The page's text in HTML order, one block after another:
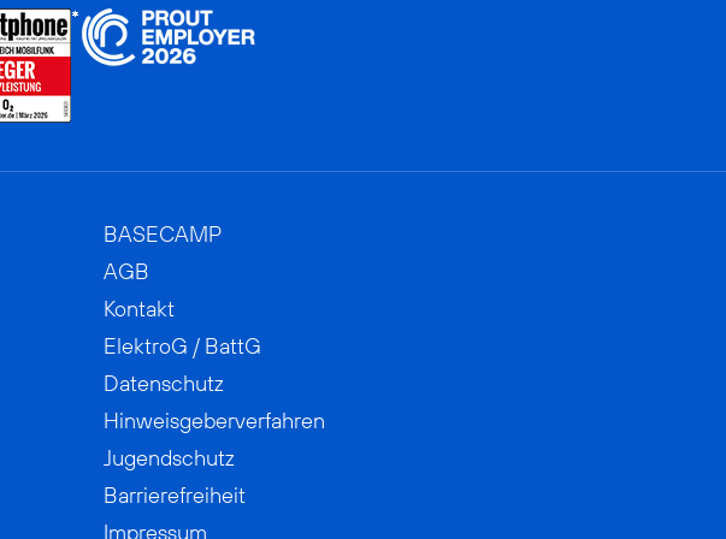
BASECAMP
AGB
Kontakt
ElektroG / BattG
Datenschutz
Hinweisgeberverfahren
Jugendschutz
Barrierefreiheit
Impressum